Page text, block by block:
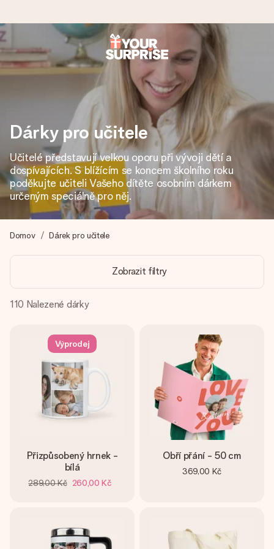
Objednejte dnes, odešleme do 1 prac. dne
Váš dárek vytvoříme s láskou a bleskově odešleme –
abyste ho mohli darovat právě v tu správnou chvíli, kdy na
tom nejvíc záleží.
4,8 (na základě +15 000 recenzí)
Naše dárky inspirují. Zákazníci nás na Google Reviews
hodnotí známkou 4,8.
Vytvořte něco jedinečného během několika kroků – s jejím
jménem, vaší fotografií nebo vzkazem, který doopravdy
zahřeje u srdce. Žádné zbytečné složitosti, jen spousta
lásky pro daný okamžik.
Dárky pro učitele
Učitelé představují velkou oporu při vývoji dětí a
dospívajících. S blížícím se koncem školního roku
poděkujte učiteli Vašeho dítěte osobním dárkem
určeným speciálně pro něj.
Domov Dárek pro učitele
Zobrazit filtry
110 Nalezené dárky
Výprodej
Přizpůsobený hrnek -
bílá
289,00 Kč 260,00 Kč
Obří přání - 50 cm
369,00 Kč